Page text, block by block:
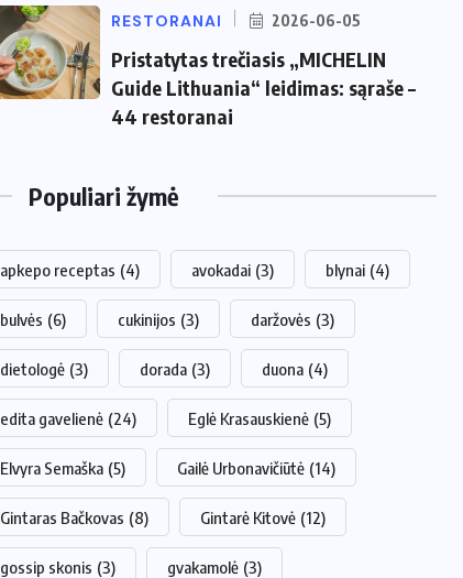
RESTORANAI 2026-06-05
Pristatytas trečiasis „MICHELIN
Guide Lithuania“ leidimas: sąraše –
44 restoranai
Populiari žymė
apkepo receptas (4) avokadai (3) blynai (4)
bulvės (6) cukinijos (3) daržovės (3)
dietologė (3) dorada (3) duona (4)
edita gavelienė (24) Eglė Krasauskienė (5)
Elvyra Semaška (5) Gailė Urbonavičiūtė (14)
Gintaras Bačkovas (8) Gintarė Kitovė (12)
gossip skonis (3) gvakamolė (3)